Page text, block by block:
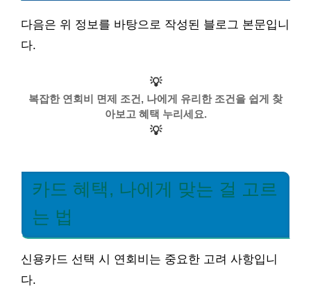
다음은 위 정보를 바탕으로 작성된 블로그 본문입니
다.
💡
복잡한 연회비 면제 조건, 나에게 유리한 조건을 쉽게 찾
아보고 혜택 누리세요.
💡
카드 혜택, 나에게 맞는 걸 고르
는 법
신용카드 선택 시 연회비는 중요한 고려 사항입니
다.